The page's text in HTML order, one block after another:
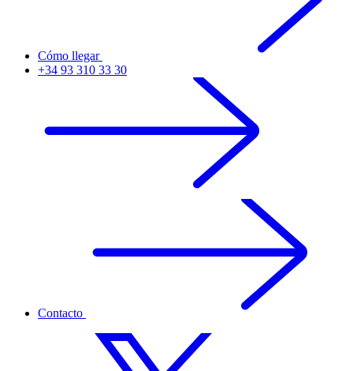
Cómo llegar
+34 93 310 33 30
Contacto